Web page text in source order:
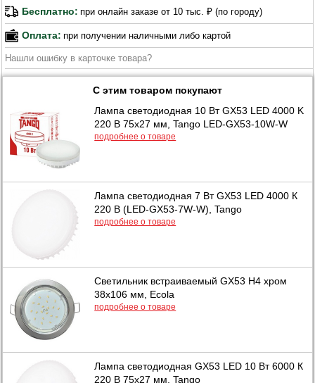
Бесплатно: при онлайн заказе от 10 тыс. ₽ (по городу)
Оплата: при получении наличными либо картой
Нашли ошибку в карточке товара?
С этим товаром покупают
Лампа светодиодная 10 Вт GX53 LED 4000 K
220 В 75х27 мм, Tango LED-GX53-10W-W
подробнее о товаре
Лампа светодиодная 7 Вт GX53 LED 4000 К
220 В (LED-GX53-7W-W), Tango
подробнее о товаре
Светильник встраиваемый GX53 H4 хром
38x106 мм, Ecola
подробнее о товаре
Лампа светодиодная GX53 LED 10 Вт 6000 К
220 В 75х27 мм, Tango